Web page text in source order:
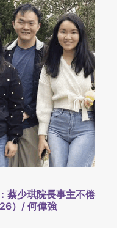
蔡少琪院長事主不倦
）/ 何偉強